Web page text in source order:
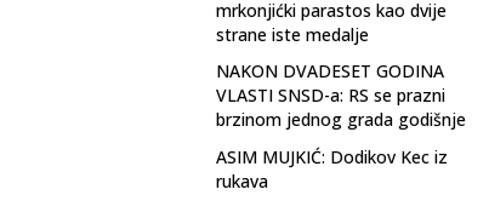
mrkonjićki parastos kao dvije
strane iste medalje
NAKON DVADESET GODINA
VLASTI SNSD-a: RS se prazni
brzinom jednog grada godišnje
ASIM MUJKIĆ: Dodikov Kec iz
rukava